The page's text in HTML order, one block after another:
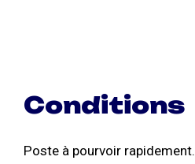
Conditions
Poste à pourvoir rapidement.